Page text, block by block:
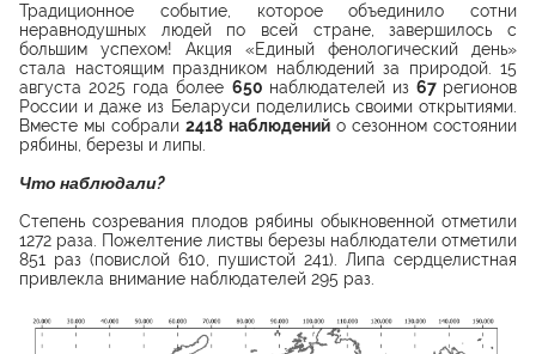
Традиционное событие, которое объединило сотни
неравнодушных людей по всей стране, завершилось с
большим успехом! Акция «Единый фенологический день»
стала настоящим праздником наблюдений за природой. 15
августа 2025 года более 650 наблюдателей из 67 регионов
России и даже из Беларуси поделились своими открытиями.
Вместе мы собрали2418 наблюденийо сезонном состоянии
рябины, березы и липы.
Что наблюдали?
Степень созревания плодов рябины обыкновенной отметили
1272 раза. Пожелтение листвы березы наблюдатели отметили
851 раз (повислой 610, пушистой 241). Липа сердцелистная
привлекла внимание наблюдателей 295 раз.